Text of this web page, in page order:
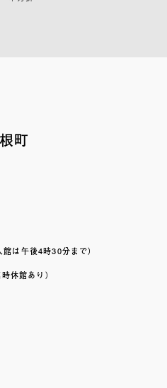
町
館は午後4時30分まで）
休館あり）